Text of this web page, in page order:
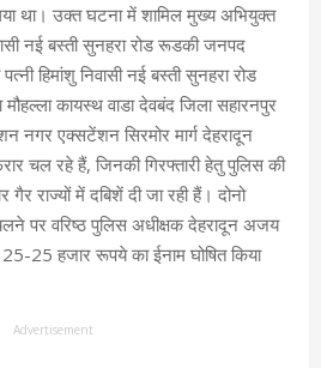
था। उक्त घटना में शामिल मुख्य अभियुक्त
नई बस्ती सुनहरा रोड रूडकी जनपद
पत्नी हिमांशु निवासी नई बस्ती सुनहरा रोड
कायस्थ वाडा देवबंद जिला सहारनपुर
नगर एक्सटेंशन सिरमोर मार्ग देहरादून
चल रहे हैं, जिनकी गिरफ्तारी हेतु पुलिस की
गैर राज्यों में दबिशें दी जा रही हैं। दोनो
पर वरिष्ठ पुलिस अधीक्षक देहरादून अजय
25-25 हजार रूपये का ईनाम घोषित किया
Advertisement